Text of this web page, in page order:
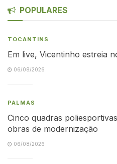
POPULARES
TOCANTINS
Em live, Vicentinho estreia
06/08/2026
PALMAS
Cinco quadras
obras de modernização
06/08/2026